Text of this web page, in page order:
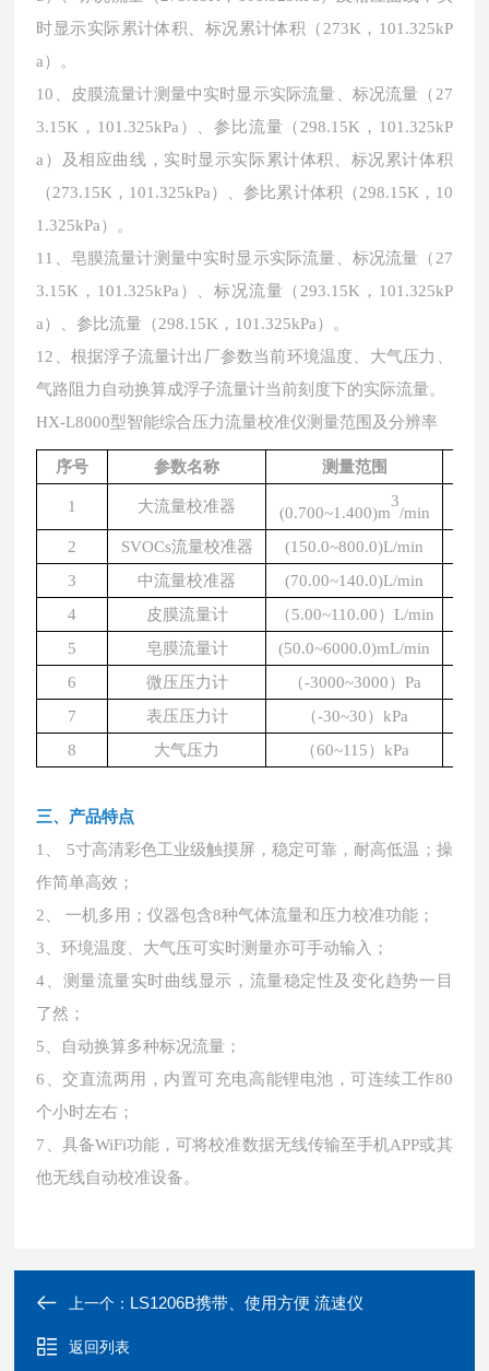
时显示实际累计体积、标况累计体积（273K，101.325kP
a）。
10、皮膜流量计测量中实时显示实际流量、标况流量（27
3.15K，101.325kPa）、参比流量（298.15K，101.325kP
a）及相应曲线，实时显示实际累计体积、标况累计体积
（273.15K，101.325kPa）、参比累计体积（298.15K，10
1.325kPa）。
11、皂膜流量计测量中实时显示实际流量、标况流量（27
3.15K，101.325kPa）、标况流量（293.15K，101.325kP
a）、参比流量（298.15K，101.325kPa）。
12、根据浮子流量计出厂参数当前环境温度、大气压力、
气路阻力自动换算成浮子流量计当前刻度下的实际流量。
HX-L8000型智能综合压力流量校准仪测量范围及分辨率
序号 参数名称 测量范围
1 大流量校准器 (0.700~1.400)m
3
/min
2
SVOCs流量校准器 (150.0~800.0)L/min
3
中流量校准器 (70.00~140.0)L/min
4
皮膜流量计 （5.00~110.00）L/min
5
皂膜流量计 (50.0~6000.0)mL/min
6
微压压力计 （-3000~3000）Pa
7
表压压力计 （-30~30）kPa
8
大气压力 （60~115）kPa
三、产品特点
1、 5寸高清彩色工业级触摸屏，稳定可靠，耐高低温；操
作简单高效；
2、 一机多用；仪器包含8种气体流量和压力校准功能；
3、环境温度、大气压可实时测量亦可手动输入；
4、测量流量实时曲线显示，流量稳定性及变化趋势一目
了然；
5、自动换算多种标况流量；
6、交直流两用，内置可充电高能锂电池，可连续工作80
个小时左右；
7、具备WiFi功能，可将校准数据无线传输至手机APP或其
他无线自动校准设备。
上一个： LS1206B携带、使用方便 流速仪
返回列表